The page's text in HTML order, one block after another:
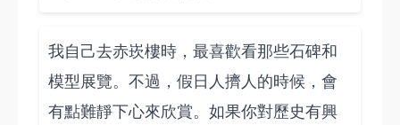
我自己去赤崁樓時，最喜歡看那些石碑和
模型展覽。不過，假日人擠人的時候，會
有點難靜下心來欣賞。如果你對歷史有興